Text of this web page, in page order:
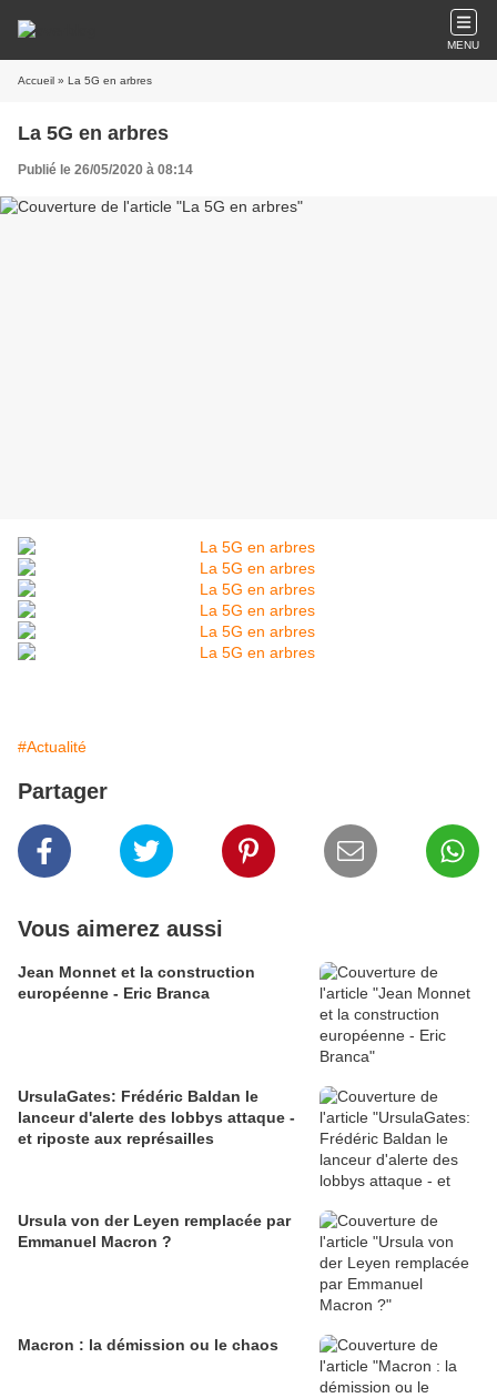
MENU
Accueil » La 5G en arbres
La 5G en arbres
Publié le 26/05/2020 à 08:14
#Actualité
Partager
Vous aimerez aussi
Jean Monnet et la construction
européenne - Eric Branca
UrsulaGates: Frédéric Baldan le
lanceur d'alerte des lobbys attaque -
et riposte aux représailles
Ursula von der Leyen remplacée par
Emmanuel Macron ?
Macron : la démission ou le chaos